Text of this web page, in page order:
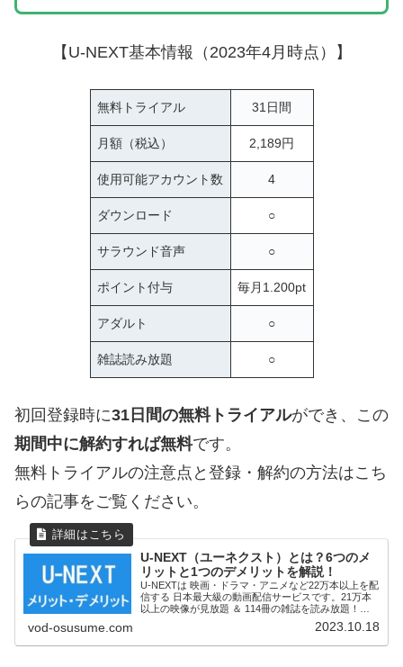
【U-NEXT基本情報（2023年4月時点）】
無料トライアル 31日間
月額（税込） 2,189円
使用可能アカウント数 4
ダウンロード ○
サラウンド音声 ○
ポイント付与 毎月1.200pt
アダルト ○
雑誌読み放題 ○
初回登録時に31日間の無料トライアルができ、この
期間中に解約すれば無料です。
無料トライアルの注意点と登録・解約の方法はこち
らの記事をご覧ください。
U-NEXT（ユーネクスト）とは？6つのメ
リットと1つのデメリットを解説！
U-NEXTは 映画・ドラマ・アニメなど22万本以上を配
信する 日本最大級の動画配信サービスです。21万本
以上の映像が見放題 ＆ 114冊の雑誌を読み放題！だ
けど月額2,189円でちょっと高めといったU-NEXTの
特徴とメリット・デメリットを解説します。
vod-osusume.com 2023.10.18